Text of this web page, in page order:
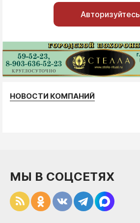
Авторизуйтесь
НОВОСТИ КОМПАНИЙ
МЫ В СОЦСЕТЯХ